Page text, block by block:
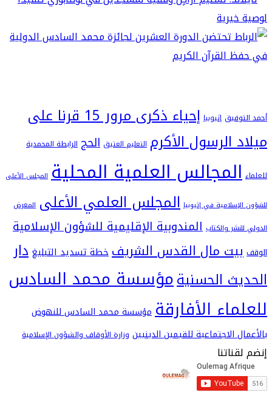
إثيوبيا
إحياء ذكرى مرور 15 قرنا على
الرسول الأكرم التعليم العتيق الحج الرابطة المحمدية
العلمية المحلية المجلس الأعلى
في إثيوبيا المجلس العلمي الأعلى المعرض
والكتاب المندوبية الإقليمية للشؤون الإسلامية
مال القدس الشريفخطة تسديد التبليغدار
الحسنيةمؤسسة محمد السادس
الأفارقةمؤسسة محمد السادس للنهوض
الاجتماعية للقيمين الدينيين وزارة الأوقاف والشؤون الإسلامية